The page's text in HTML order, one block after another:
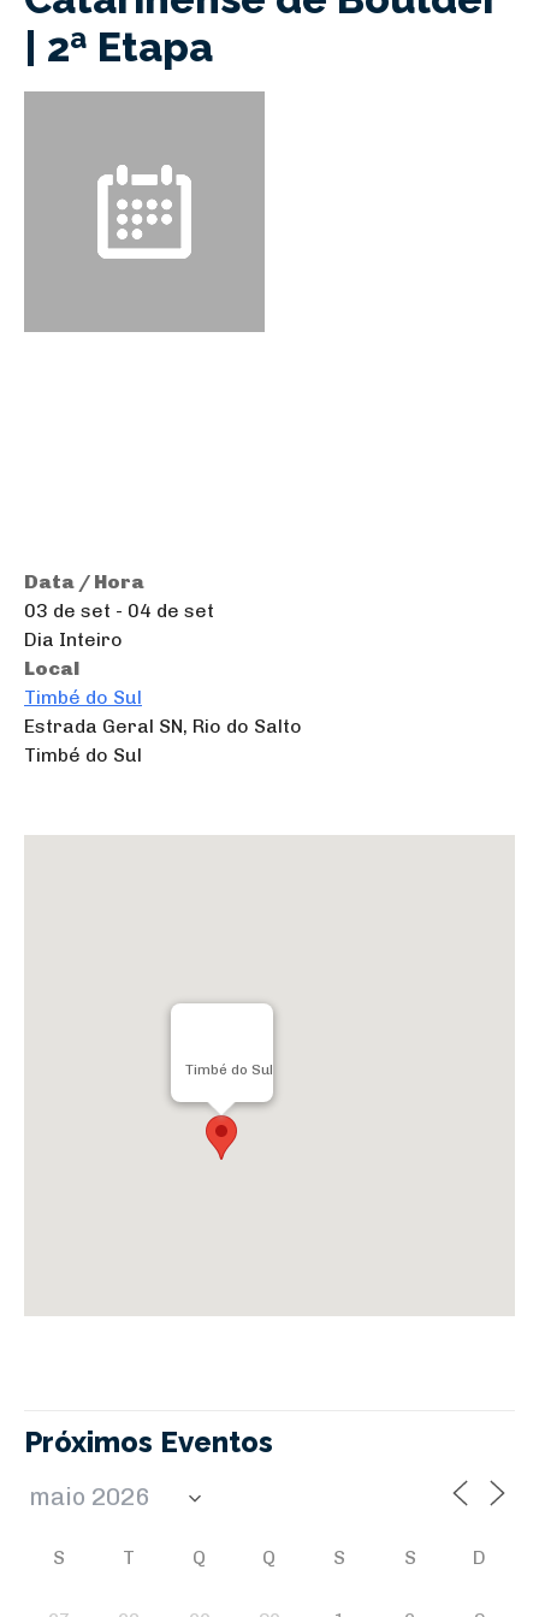
| 2ª Etapa
Data / Hora
03 de set - 04 de set
Dia Inteiro
Local
Timbé do Sul
Estrada Geral SN, Rio do Salto
Timbé do Sul
Timbé do Sul
Próximos Eventos
S T Q Q S S D